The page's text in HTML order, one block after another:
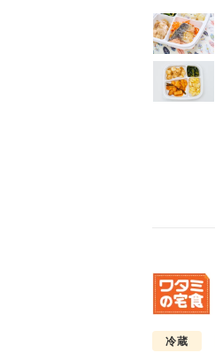
塩分制限食
426円(1食分/税込)
冷蔵